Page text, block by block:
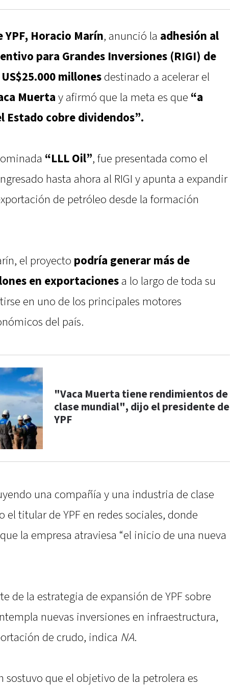
Horacio Marín, anunció la adhesión al
para Grandes Inversiones (RIGI) de
millonesdestinado a acelerar el
Muerta y afirmó que la meta es que “a
Estado cobre dividendos”.
“LLL Oil”, fue presentada como el
hasta ahora al RIGI y apunta a expandir
de petróleo desde la formación
el proyecto podría generar más de
en exportacionesa lo largo de toda su
en uno de los principales motores
del país.
"Vaca Muerta tiene rendimientos de
clase mundial", dijo el presidente de
YPF
una compañía y una industria de clase
el titular de YPF en redes sociales, donde
la empresa atraviesa “el inicio de una nueva
de la estrategia de expansión de YPF sobre
nuevas inversiones en infraestructura,
de crudo, indica NA.
sostuvo que el objetivo de la petrolera es